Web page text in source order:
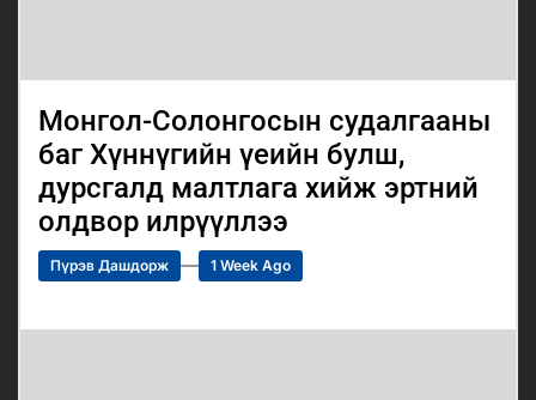
Монгол-Солонгосын судалгааны
баг Хүннүгийн үеийн булш,
дурсгалд малтлага хийж эртний
олдвор илрүүллээ
Пүрэв Дашдорж 1 Week Ago